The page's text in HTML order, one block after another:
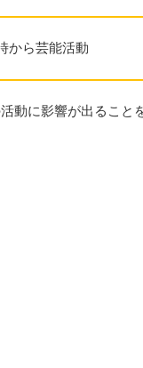
から芸能活動
動に影響が出るこ